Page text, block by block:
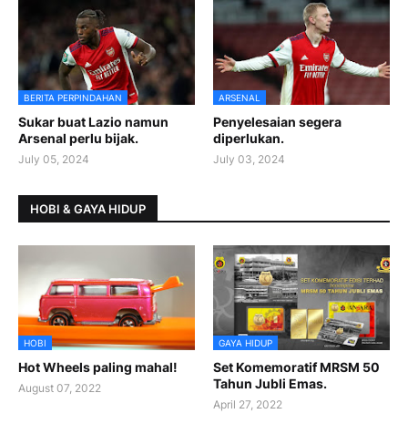
BERITA PERPINDAHAN
Sukar buat Lazio namun
Arsenal perlu bijak.
July 05, 2024
ARSENAL
Penyelesaian segera
diperlukan.
July 03, 2024
HOBI & GAYA HIDUP
HOBI
Hot Wheels paling mahal!
August 07, 2022
GAYA HIDUP
Set Komemoratif MRSM 50
Tahun Jubli Emas.
April 27, 2022